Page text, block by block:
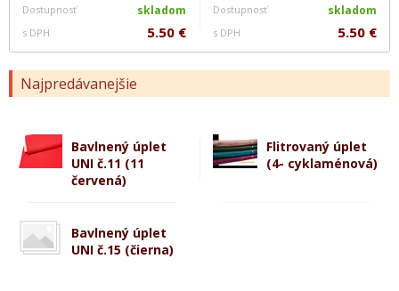
Dostupnosť skladom
s DPH 5.50 €
Dostupnosť skladom
s DPH 5.50 €
Najpredávanejšie
Bavlnený úplet
UNI č.11 (11
červená)
Flitrovaný úplet
(4- cyklaménová)
Bavlnený úplet
UNI č.15 (čierna)